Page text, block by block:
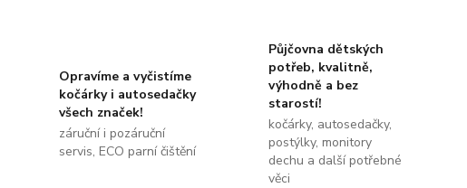
Opravíme a vyčistíme
kočárky i autosedačky
všech značek!
záruční i pozáruční
servis, ECO parní čištění
Půjčovna dětských
potřeb, kvalitně,
výhodně a bez
starostí!
kočárky, autosedačky,
postýlky, monitory
dechu a další potřebné
věci